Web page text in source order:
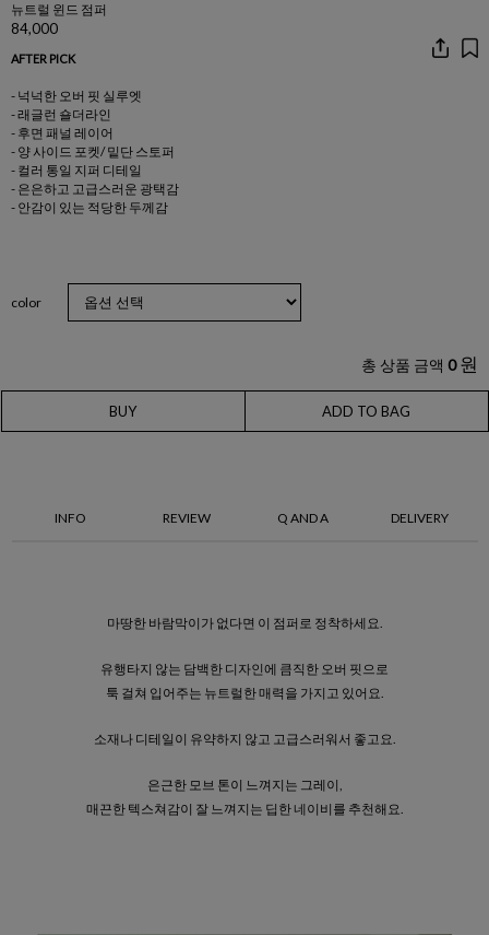
뉴트럴 윈드 점퍼
84,000
AFTER PICK
- 넉넉한 오버 핏 실루엣
- 래글런 숄더라인
- 후면 패널 레이어
- 양 사이드 포켓/ 밑단 스토퍼
- 컬러 통일 지퍼 디테일
- 은은하고 고급스러운 광택감
- 안감이 있는 적당한 두께감
color
총 상품 금액 0 원
BUY ADD TO BAG
INFO REVIEW Q AND A DELIVERY
마땅한 바람막이가 없다면 이 점퍼로 정착하세요.
유행타지 않는 담백한 디자인에 큼직한 오버 핏으로
툭 걸쳐 입어주는 뉴트럴한 매력을 가지고 있어요.
소재나 디테일이 유약하지 않고 고급스러워서 좋고요.
은근한 모브 톤이 느껴지는 그레이,
매끈한 텍스쳐감이 잘 느껴지는 딥한 네이비를 추천해요.